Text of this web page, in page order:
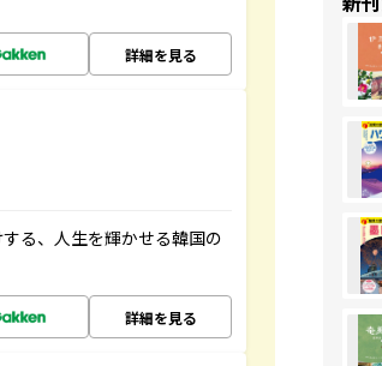
詳細を見る
る、人生を輝かせる韓国の
詳細を見る